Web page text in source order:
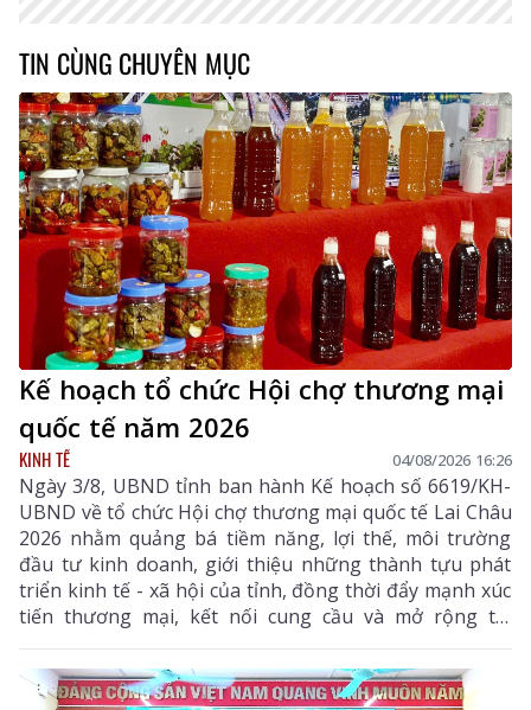
TIN CÙNG CHUYÊN MỤC
Kế hoạch tổ chức Hội chợ thương mại
quốc tế năm 2026
KINH TẾ 04/08/2026 16:26
Ngày 3/8, UBND tỉnh ban hành Kế hoạch số 6619/KH-
UBND về tổ chức Hội chợ thương mại quốc tế Lai Châu
2026 nhằm quảng bá tiềm năng, lợi thế, môi trường
đầu tư kinh doanh, giới thiệu những thành tựu phát
triển kinh tế - xã hội của tỉnh, đồng thời đẩy mạnh xúc
tiến thương mại, kết nối cung cầu và mở rộng thị
trường tiêu thụ cho các sản phẩm đặc hữu, sản phẩm
OCOP và các mặt hàng có tiềm năng xuất khẩu của địa
phương.